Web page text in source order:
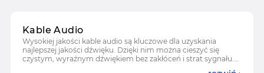
Kable Audio
Wysokiej jakości kable audio są kluczowe dla uzyskania
najlepszej jakości dźwięku. Dzięki nim można cieszyć się
czystym, wyraźnym dźwiękiem bez zakłóceń i strat sygnału.